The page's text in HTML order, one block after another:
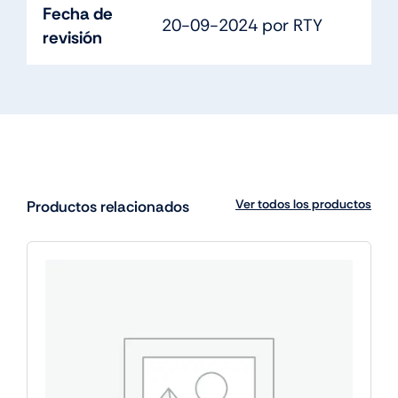
Fecha de
revisión
20-09-2024 por RTY
Productos relacionados Ver todos los productos